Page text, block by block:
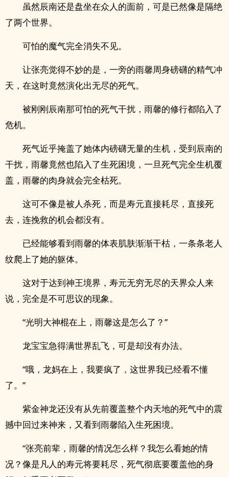
虽然辰南还是盘坐在众人的面前，可是已然像是隔绝
了两个世界。
可怕的魔气完全消失不见。
让张亮觉得不妙的是，一旁的雨馨周身磅礴的精气冲
天，在这时竟然演化出无尽的死气。
被刚刚辰南那可怕的死气干扰，雨馨的修行都陷入了
危机。
死气近乎掩盖了她体内磅礴无量的生机，受到辰南的
干扰，雨馨竟然也陷入了生死困境，一旦死气完全生机覆
盖，雨馨的肉身就会完全枯死。
这可不像是被人杀死，而是寿元直接耗尽，直接死
去，连挽救的机会都没有。
已经能够看到雨馨的体表肌肤渐渐干枯，一条条老人
纹爬上了她的躯体。
这对于达到神王境界，寿元无穷无尽的天界众人来
说，完全是不可思议的现象。
“光明大神棍在上，雨馨这是怎么了？”
龙宝宝急得满世界乱飞，可是却没有办法。
“哦，龙妈在上，我要疯了，这世界我已经看不懂
了。”
紫金神龙还没有从先前覆盖整个内天地的死气中的震
撼中回过来神来，又看到雨馨陷入生死困境。
“张亮前辈，雨馨的情况怎么样？我怎么看她的情
况？像是凡人的寿元将要耗尽，死气彻底要覆盖他的身